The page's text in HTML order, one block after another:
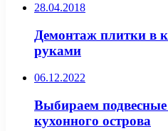
28.04.2018
Демонтаж плитки в
руками
06.12.2022
Выбираем
кухонного острова